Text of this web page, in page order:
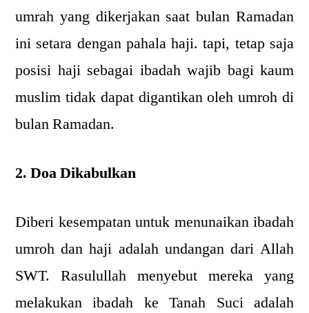
umrah yang dikerjakan saat bulan Ramadan
ini setara dengan pahala haji. tapi, tetap saja
posisi haji sebagai ibadah wajib bagi kaum
muslim tidak dapat digantikan oleh umroh di
bulan Ramadan.
2. Doa Dikabulkan
Diberi kesempatan untuk menunaikan ibadah
umroh dan haji adalah undangan dari Allah
SWT. Rasulullah menyebut mereka yang
melakukan ibadah ke Tanah Suci adalah